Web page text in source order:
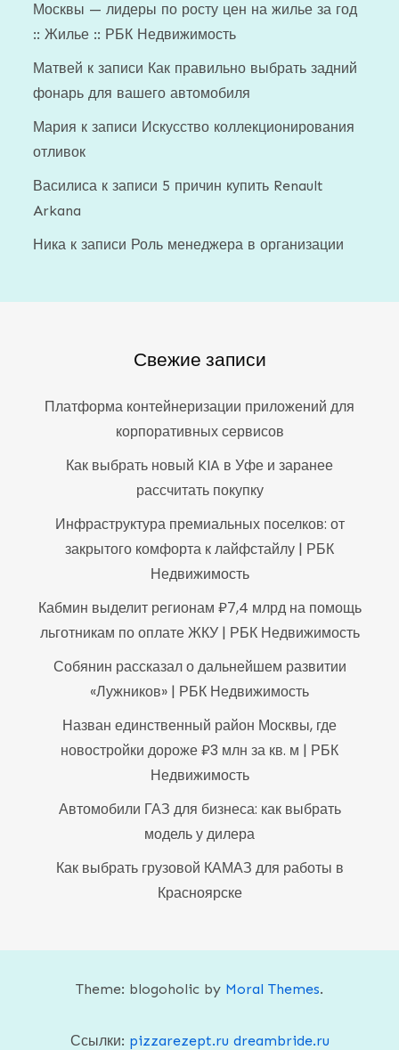
Москвы — лидеры по росту цен на жилье за год
:: Жилье :: РБК Недвижимость
Матвей к записи Как правильно выбрать задний
фонарь для вашего автомобиля
Мария к записи Искусство коллекционирования
отливок
Василиса к записи 5 причин купить Renault
Arkana
Ника к записи Роль менеджера в организации
Свежие записи
Платформа контейнеризации приложений для
корпоративных сервисов
Как выбрать новый KIA в Уфе и заранее
рассчитать покупку
Инфраструктура премиальных поселков: от
закрытого комфорта к лайфстайлу | РБК
Недвижимость
Кабмин выделит регионам ₽7,4 млрд на помощь
льготникам по оплате ЖКУ | РБК Недвижимость
Собянин рассказал о дальнейшем развитии
«Лужников» | РБК Недвижимость
Назван единственный район Москвы, где
новостройки дороже ₽3 млн за кв. м | РБК
Недвижимость
Автомобили ГАЗ для бизнеса: как выбрать
модель у дилера
Как выбрать грузовой КАМАЗ для работы в
Красноярске
Theme: blogoholic by Moral Themes.
Ссылки: pizzarezept.ru dreambride.ru